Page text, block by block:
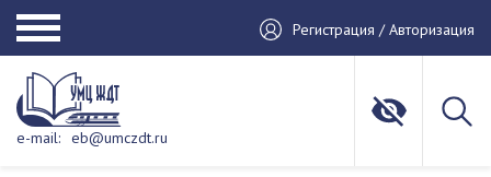
Регистрация / Авторизация
e-mail: eb@umczdt.ru